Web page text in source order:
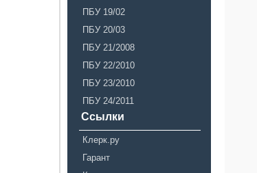
ПБУ 19/02
ПБУ 20/03
ПБУ 21/2008
ПБУ 22/2010
ПБУ 23/2010
ПБУ 24/2011
Ссылки
Клерк.ру
Гарант